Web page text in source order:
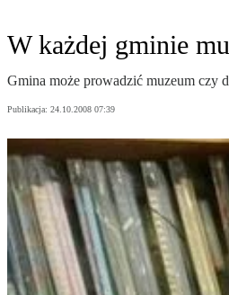
W każdej gminie
Gmina może prowadzić muzeum czy
Publikacja: 24.10.2008 07:39